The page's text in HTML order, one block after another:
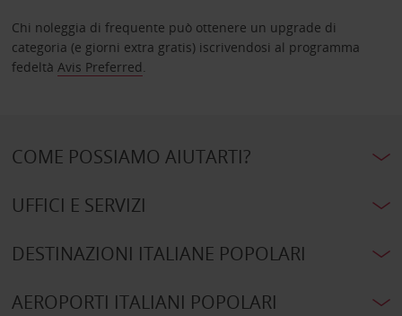
Chi noleggia di frequente può ottenere un upgrade di
categoria (e giorni extra gratis) iscrivendosi al programma
fedeltà Avis Preferred.
COME POSSIAMO AIUTARTI?
UFFICI E SERVIZI
DESTINAZIONI ITALIANE POPOLARI
AEROPORTI ITALIANI POPOLARI